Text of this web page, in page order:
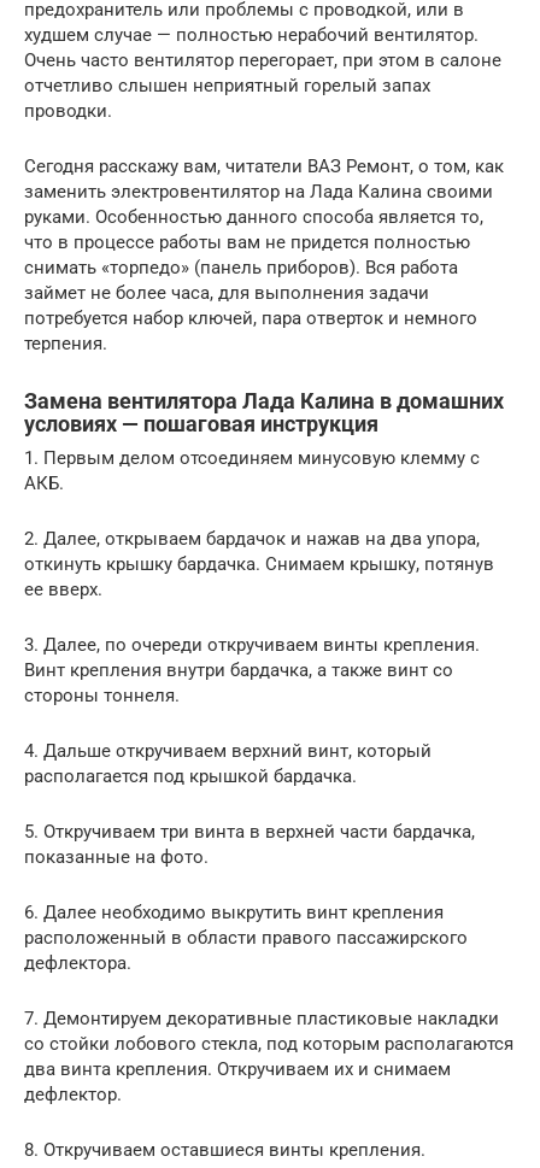
предохранитель или проблемы с проводкой, или в
худшем случае — полностью нерабочий вентилятор.
Очень часто вентилятор перегорает, при этом в салоне
отчетливо слышен неприятный горелый запах
проводки.
Сегодня расскажу вам, читатели ВАЗ Ремонт, о том, как
заменить электровентилятор на Лада Калина своими
руками. Особенностью данного способа является то,
что в процессе работы вам не придется полностью
снимать «торпедо» (панель приборов). Вся работа
займет не более часа, для выполнения задачи
потребуется набор ключей, пара отверток и немного
терпения.
Замена вентилятора Лада Калина в домашних
условиях — пошаговая инструкция
1. Первым делом отсоединяем минусовую клемму с
АКБ.
2. Далее, открываем бардачок и нажав на два упора,
откинуть крышку бардачка. Снимаем крышку, потянув
ее вверх.
3. Далее, по очереди откручиваем винты крепления.
Винт крепления внутри бардачка, а также винт со
стороны тоннеля.
4. Дальше откручиваем верхний винт, который
располагается под крышкой бардачка.
5. Откручиваем три винта в верхней части бардачка,
показанные на фото.
6. Далее необходимо выкрутить винт крепления
расположенный в области правого пассажирского
дефлектора.
7. Демонтируем декоративные пластиковые накладки
со стойки лобового стекла, под которым располагаются
два винта крепления. Откручиваем их и снимаем
дефлектор.
8. Откручиваем оставшиеся винты крепления.